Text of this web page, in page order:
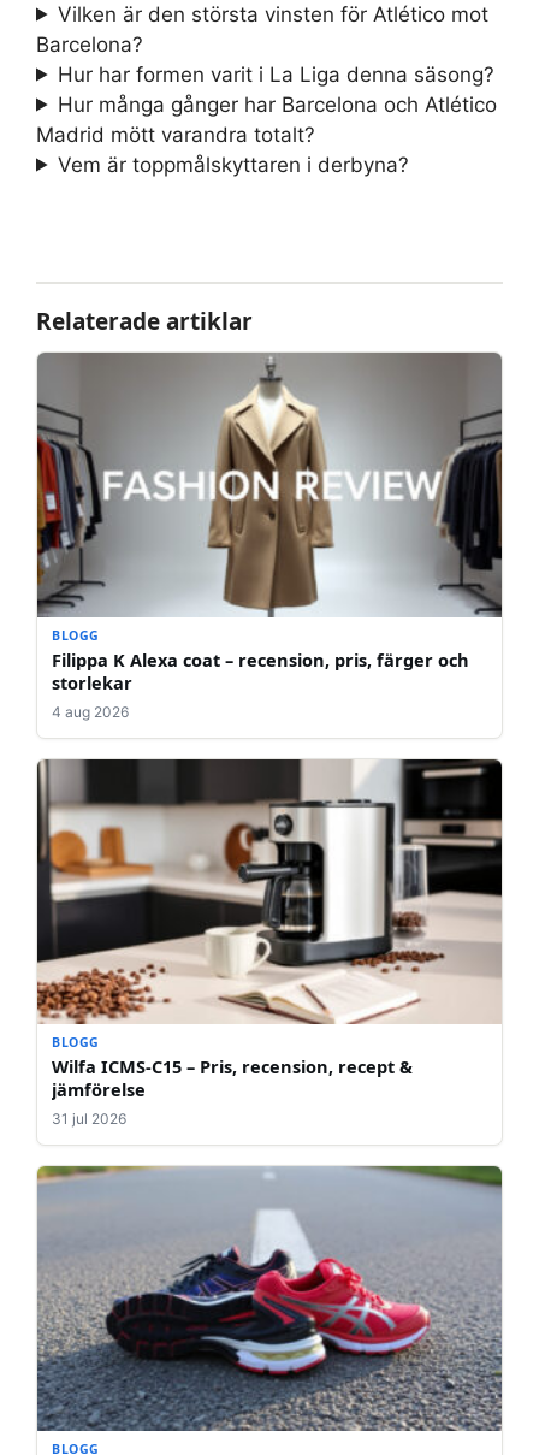
Vilken är den största vinsten för Atlético mot
Barcelona?
Hur har formen varit i La Liga denna säsong?
Hur många gånger har Barcelona och Atlético
Madrid mött varandra totalt?
Vem är toppmålskyttaren i derbyna?
Relaterade artiklar
BLOGG
Filippa K Alexa coat – recension, pris, färger och
storlekar
4 aug 2026
BLOGG
Wilfa ICMS-C15 – Pris, recension, recept &
jämförelse
31 jul 2026
BLOGG